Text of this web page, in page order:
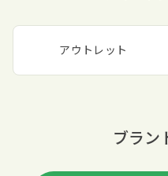
アウトレット
ブラン